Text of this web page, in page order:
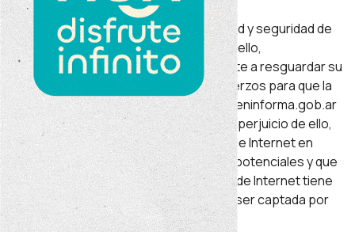
Provincia del Neuquén (en adelante,
«NeuquenInforma.gob.ar») la privacidad y seguridad de
su información es muy importante. Por ello,
NeuquenInforma.gob.ar se compromete a resguardar su
intimidad y a realizar sus mejores esfuerzos para que la
navegación en el sitio web www.neuqueninforma.gob.ar
(en adelante, el “Sitio”) sea segura. Sin perjuicio de ello,
Ud. conoce y acepta que la utilización de Internet en
general implica la asunción de riesgos potenciales y que
el intercambio de información a través de Internet tiene
el riesgo de que tal información pueda ser captada por
un tercero.